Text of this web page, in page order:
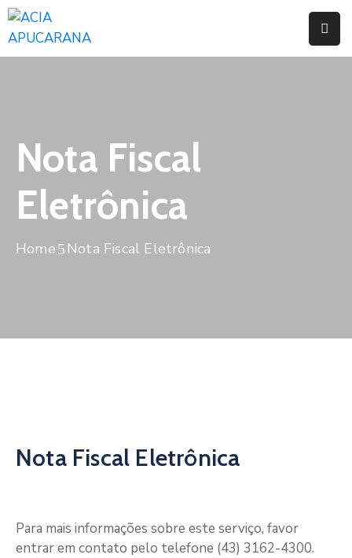
Serviços
Campanhas
Convênios
Benefícios
Instituto
Contato
Nota Fiscal
Eletrônica
Home Nota Fiscal Eletrônica
Nota Fiscal Eletrônica
Para mais informações sobre este serviço, favor
entrar em contato pelo telefone (43) 3162-4300.